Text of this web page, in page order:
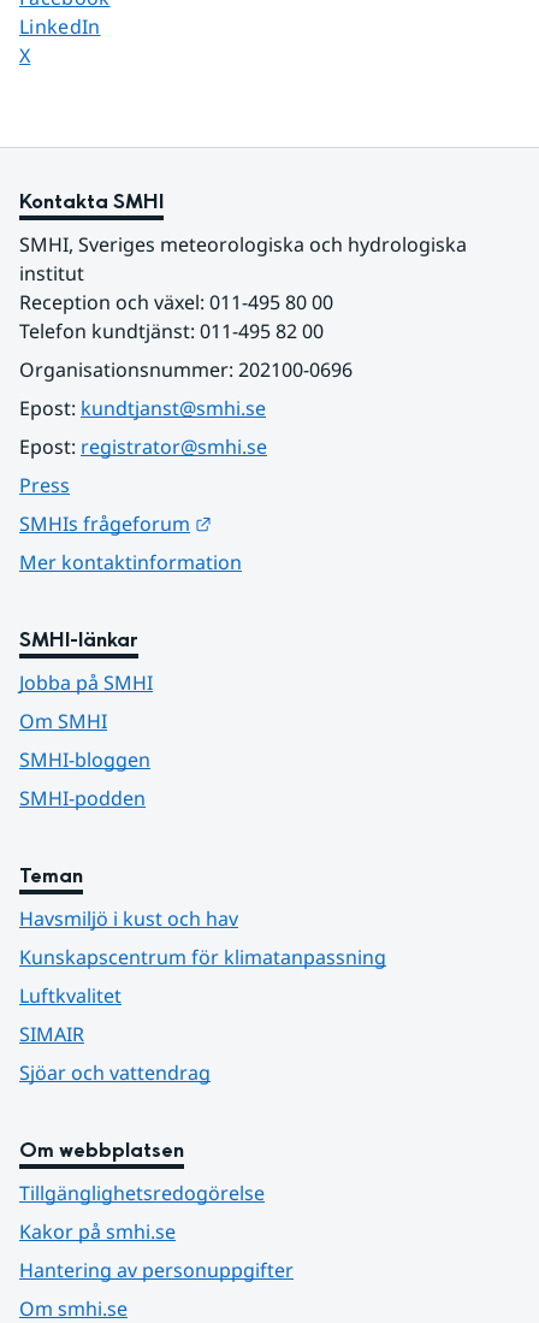
Dela sidan på
LinkedIn
Dela sidan på
X
Kontakta SMHI
SMHI, Sveriges meteorologiska och hydrologiska
institut
Reception och växel: 011-495 80 00
Telefon kundtjänst: 011-495 82 00
Organisationsnummer: 202100-0696
Epost: kundtjanst@smhi.se
Epost: registrator@smhi.se
Press
SMHIs frågeforum
Mer kontaktinformation
SMHI-länkar
Jobba på SMHI
Om SMHI
SMHI-bloggen
SMHI-podden
Teman
Havsmiljö i kust och hav
Kunskapscentrum för klimatanpassning
Luftkvalitet
SIMAIR
Sjöar och vattendrag
Om webbplatsen
Tillgänglighetsredogörelse
Kakor på smhi.se
Hantering av personuppgifter
Om smhi.se